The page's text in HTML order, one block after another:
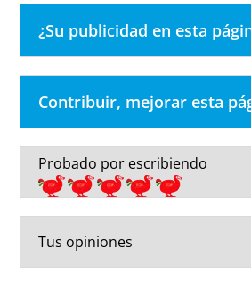
¿Su publicidad en esta
Contribuir, mejorar esta
Probado por escribiendo
Tus opiniones